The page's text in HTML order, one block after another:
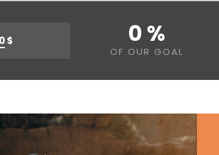
0$ 0 %
OF OUR GOAL